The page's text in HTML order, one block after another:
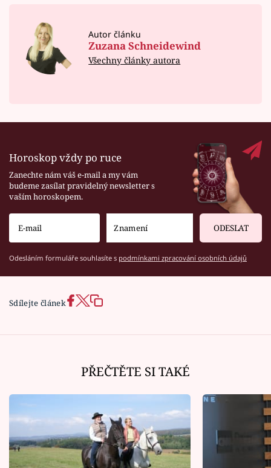
Autor článku
Zuzana Schneidewind
Všechny články autora
Horoskop vždy po ruce
Zanechte nám váš e-mail a my vám
budeme zasílat pravidelný newsletter s
vaším horoskopem.
ODESLAT
Odesláním formuláře souhlasíte s podmínkami zpracování osobních údajů
Sdílejte článek
PŘEČTĚTE SI TAKÉ